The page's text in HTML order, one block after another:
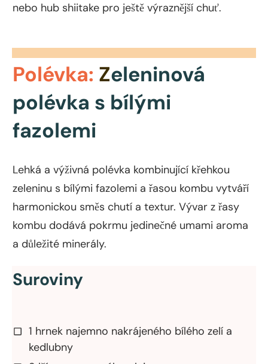
nebo hub shiitake pro ještě výraznější chuť.
Polévka: Zeleninová
polévka s bílými
fazolemi
Lehká a výživná polévka kombinující křehkou
zeleninu s bílými fazolemi a řasou kombu vytváří
harmonickou směs chutí a textur. Vývar z řasy
kombu dodává pokrmu jedinečné umami aroma
a důležité minerály.
Suroviny
1 hrnek najemno nakrájeného bílého zelí a
kedlubny